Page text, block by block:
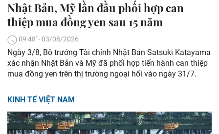
Nhật Bản, Mỹ lần đầu phối hợp can
thiệp mua đồng yen sau 15 năm
09:48' - 03/08/2026
Ngày 3/8, Bộ trưởng Tài chính Nhật Bản Satsuki Katayama
xác nhận Nhật Bản và Mỹ đã phối hợp tiến hành can thiệp
mua đồng yen trên thị trường ngoại hối vào ngày 31/7.
KINH TẾ VIỆT NAM